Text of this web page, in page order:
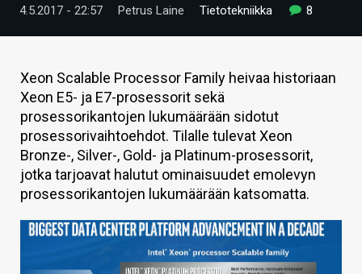
TECHBBS
HINTA.FI
KAUPPA
VAIHDA TEEMA
HAKU
4.5.2017 - 22:57 Petrus Laine Tietotekniikka 8
Xeon Scalable Processor Family heivaa historiaan
Xeon E5- ja E7-prosessorit sekä
prosessorikantojen lukumäärään sidotut
prosessorivaihtoehdot. Tilalle tulevat Xeon
Bronze-, Silver-, Gold- ja Platinum-prosessorit,
jotka tarjoavat halutut ominaisuudet emolevyn
prosessorikantojen lukumäärään katsomatta.